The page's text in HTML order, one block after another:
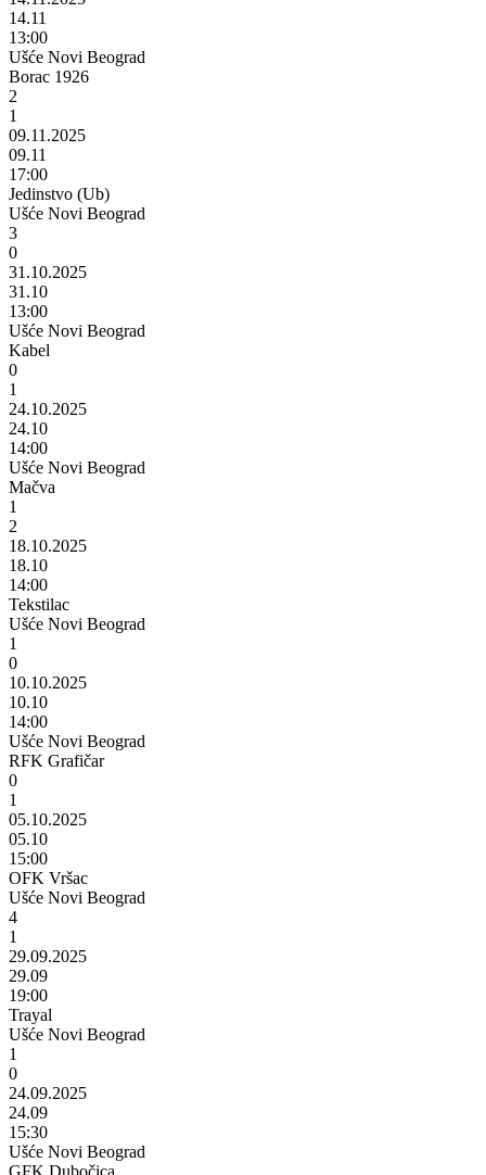
14.11
13:00
Ušće Novi Beograd
Borac 1926
2
1
09.11.2025
09.11
17:00
Jedinstvo (Ub)
Ušće Novi Beograd
3
0
31.10.2025
31.10
13:00
Ušće Novi Beograd
Kabel
0
1
24.10.2025
24.10
14:00
Ušće Novi Beograd
Mačva
1
2
18.10.2025
18.10
14:00
Tekstilac
Ušće Novi Beograd
1
0
10.10.2025
10.10
14:00
Ušće Novi Beograd
RFK Grafičar
0
1
05.10.2025
05.10
15:00
OFK Vršac
Ušće Novi Beograd
4
1
29.09.2025
29.09
19:00
Trayal
Ušće Novi Beograd
1
0
24.09.2025
24.09
15:30
Ušće Novi Beograd
GFK Dubočica